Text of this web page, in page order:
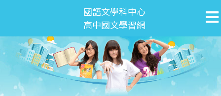
國語文學科中心
高中國文學習網